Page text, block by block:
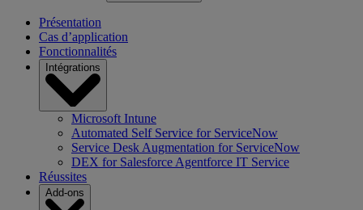
Présentation
Cas d’application
Fonctionnalités
Intégrations
Microsoft Intune
Automated Self Service for ServiceNow
Service Desk Augmentation for ServiceNow
DEX for Salesforce Agentforce IT Service
Réussites
Add-ons